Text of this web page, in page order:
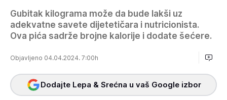
Gubitak kilograma može da bude lakši uz
adekvatne savete dijetetičara i nutricionista.
Ova pića sadrže brojne kalorije i dodate šećere.
Objavljeno 04.04.2024. 7:00h
Dodajte Lepa & Srećna u vaš Google izbor